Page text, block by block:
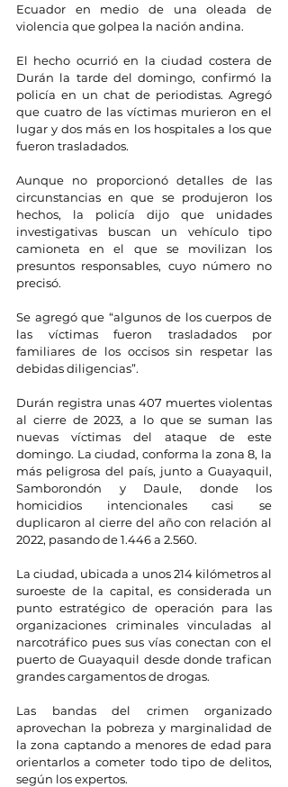
Ecuador en medio de una oleada de
violencia que golpea la nación andina.
El hecho ocurrió en la ciudad costera de
Durán la tarde del domingo, confirmó la
policía en un chat de periodistas. Agregó
que cuatro de las víctimas murieron en el
lugar y dos más en los hospitales a los que
fueron trasladados.
Aunque no proporcionó detalles de las
circunstancias en que se produjeron los
hechos, la policía dijo que unidades
investigativas buscan un vehículo tipo
camioneta en el que se movilizan los
presuntos responsables, cuyo número no
precisó.
Se agregó que “algunos de los cuerpos de
las víctimas fueron trasladados por
familiares de los occisos sin respetar las
debidas diligencias”.
Durán registra unas 407 muertes violentas
al cierre de 2023, a lo que se suman las
nuevas víctimas del ataque de este
domingo. La ciudad, conforma la zona 8, la
más peligrosa del país, junto a Guayaquil,
Samborondón y Daule, donde los
homicidios intencionales casi se
duplicaron al cierre del año con relación al
2022, pasando de 1.446 a 2.560.
La ciudad, ubicada a unos 214 kilómetros al
suroeste de la capital, es considerada un
punto estratégico de operación para las
organizaciones criminales vinculadas al
narcotráfico pues sus vías conectan con el
puerto de Guayaquil desde donde trafican
grandes cargamentos de drogas.
Las bandas del crimen organizado
aprovechan la pobreza y marginalidad de
la zona captando a menores de edad para
orientarlos a cometer todo tipo de delitos,
según los expertos.